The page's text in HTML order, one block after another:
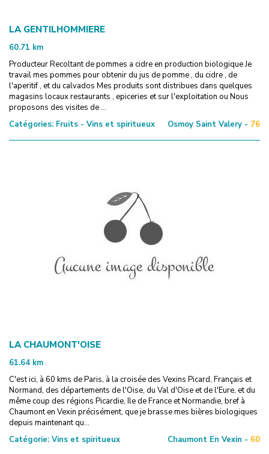
LA GENTILHOMMIERE
60.71 km
Producteur Recoltant de pommes a cidre en production biologique Je
travail mes pommes pour obtenir du jus de pomme , du cidre , de
l'aperitif , et du calvados Mes produits sont distribues dans quelques
magasins locaux restaurants , epiceries et sur l'exploitation ou Nous
proposons des visites de ...
Catégories: Fruits - Vins et spiritueux Osmoy Saint Valery - 76
LA CHAUMONT'OISE
61.64 km
C'est ici, à 60 kms de Paris, à la croisée des Vexins Picard, Français et
Normand, des départements de l'Oise, du Val d'Oise et de l'Eure, et du
même coup des régions Picardie, Ile de France et Normandie, bref à
Chaumont en Vexin précisément, que je brasse mes bières biologiques
depuis maintenant qu...
Catégorie: Vins et spiritueux Chaumont En Vexin - 60